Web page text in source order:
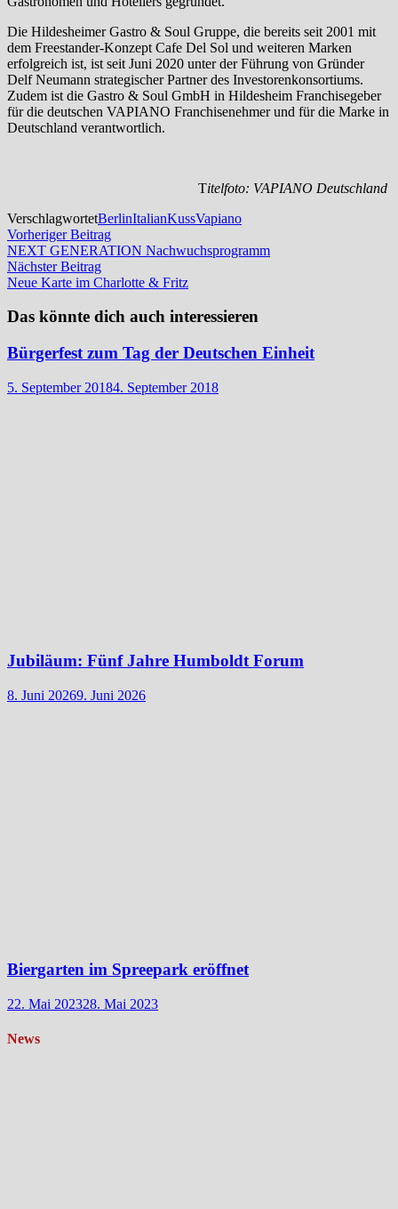
Die Hildesheimer Gastro & Soul Gruppe, die bereits seit 2001 mit
dem Freestander-Konzept Cafe Del Sol und weiteren Marken
erfolgreich ist, ist seit Juni 2020 unter der Führung von Gründer
Delf Neumann strategischer Partner des Investorenkonsortiums.
Zudem ist die Gastro & Soul GmbH in Hildesheim Franchisegeber
für die deutschen VAPIANO Franchisenehmer und für die Marke in
Deutschland verantwortlich.
Titelfoto: VAPIANO Deutschland
VerschlagwortetBerlinItalianKussVapiano
Beitragsnavigation
Vorheriger BeitragVorheriger
Beitrag:
NEXT GENERATION Nachwuchsprogramm
Nächster BeitragNächster
Beitrag:
Neue Karte im Charlotte & Fritz
Das könnte dich auch interessieren
Bürgerfest zum Tag der Deutschen Einheit
5. September 20184. September 2018
Jubiläum: Fünf Jahre Humboldt Forum
8. Juni 20269. Juni 2026
Biergarten im Spreepark eröffnet
22. Mai 202328. Mai 2023
News